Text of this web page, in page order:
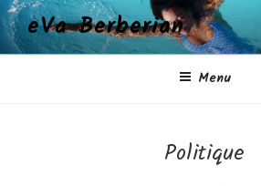
Aller
au
contenu
eVa Berberian
Menu
Politique